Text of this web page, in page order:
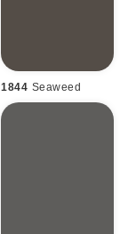
1844 Seaweed